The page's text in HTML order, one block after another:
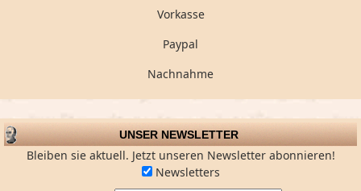
Vorkasse
Paypal
Nachnahme
UNSER NEWSLETTER
Bleiben sie aktuell. Jetzt unseren Newsletter abonnieren!
Newsletters